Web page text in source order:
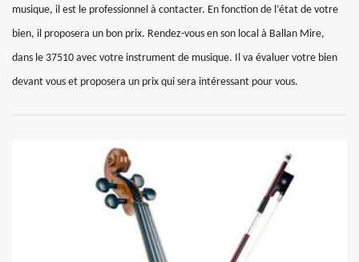
musique, il est le professionnel à contacter. En fonction de l’état de votre
bien, il proposera un bon prix. Rendez-vous en son local à Ballan Mire,
dans le 37510 avec votre instrument de musique. Il va évaluer votre bien
devant vous et proposera un prix qui sera intéressant pour vous.